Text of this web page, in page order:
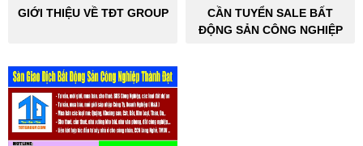
GIỚI THIỆU VỀ TĐT GROUP
CẦN TUYỂN SALE BẤT
ĐỘNG SẢN CÔNG NGHIỆP